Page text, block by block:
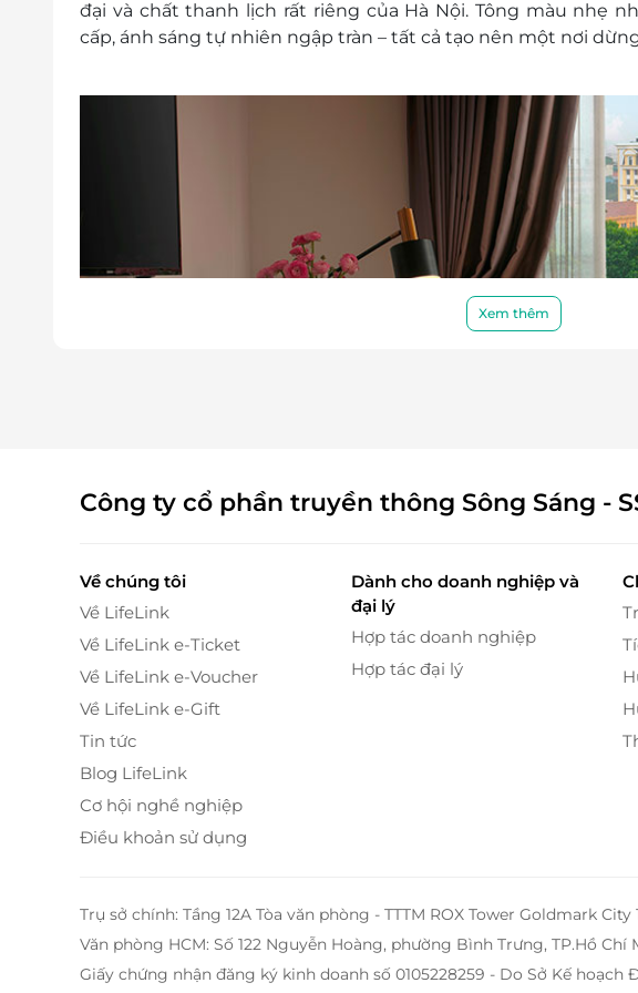
Điều kiện khác:
Áp dụng 01 e-Voucher/e-Coupon cho 02 khách
e-Voucher/e-Coupon không có giá trị quy đổi thành
Không áp dụng đồng thời với chương trình khuyến mại
đại và chất thanh lịch rất riêng của Hà Nội. Tông màu nhẹ
cấp, ánh sáng tự nhiên ngập tràn – tất cả tạo nên một nơi
hoặc ban công riêng, bạn sẽ thấy một Hà Nội rất khác: uy
thơ. Buổi sáng nhâm nhi một tách cà phê, buổi chiều lặng
thờ sáng rực giữa phố cổ – từng khoảnh khắc đều là một trải
Xem thêm
Công ty cổ phần truyền thông Sông Sáng -
Về chúng tôi
Về LifeLink
Về LifeLink e-Ticket
Về LifeLink e-Voucher
Về LifeLink e-Gift
Tin tức
Blog LifeLink
Cơ hội nghề nghiệp
Điều khoản sử dụng
Dành cho doanh nghiệp và
đại lý
Hợp tác doanh nghiệp
Hợp tác đại lý
Trụ sở chính: Tầng 12A Tòa văn phòng - TTTM ROX Tower Goldmark
Văn phòng HCM: Số 122 Nguyễn Hoàng, phường Bình Trưng, TP.Hồ Chí
Giấy chứng nhận đăng ký kinh doanh số 0105228259 - Do Sở Kế hoạch